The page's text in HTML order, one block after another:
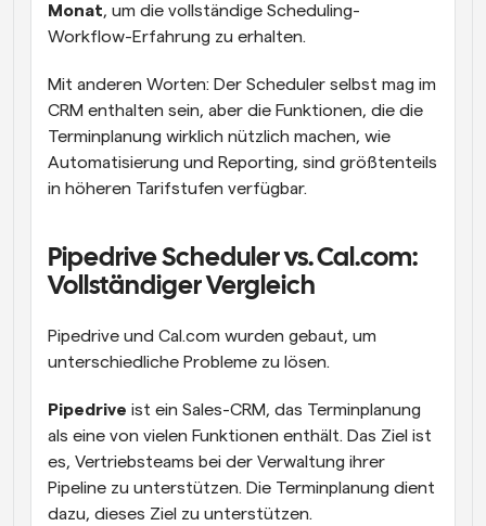
Monat, um die vollständige Scheduling-
Workflow-Erfahrung zu erhalten.
Mit anderen Worten: Der Scheduler selbst mag im
CRM enthalten sein, aber die Funktionen, die die
Terminplanung wirklich nützlich machen, wie
Automatisierung und Reporting, sind größtenteils
in höheren Tarifstufen verfügbar.
Pipedrive Scheduler vs. Cal.com:
Vollständiger Vergleich
Pipedrive und Cal.com wurden gebaut, um
unterschiedliche Probleme zu lösen.
Pipedrive ist ein Sales-CRM, das Terminplanung
als eine von vielen Funktionen enthält. Das Ziel ist
es, Vertriebsteams bei der Verwaltung ihrer
Pipeline zu unterstützen. Die Terminplanung dient
dazu, dieses Ziel zu unterstützen.